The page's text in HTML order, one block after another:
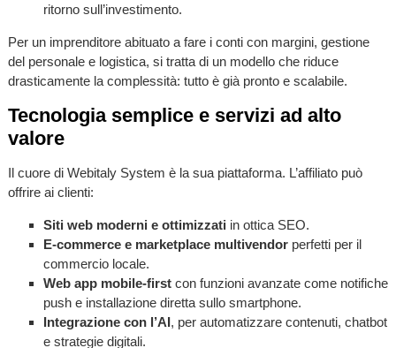
ritorno sull’investimento.
Per un imprenditore abituato a fare i conti con margini, gestione
del personale e logistica, si tratta di un modello che riduce
drasticamente la complessità: tutto è già pronto e scalabile.
Tecnologia semplice e servizi ad alto
valore
Il cuore di Webitaly System è la sua piattaforma. L’affiliato può
offrire ai clienti:
Siti web moderni e ottimizzati in ottica SEO.
E-commerce e marketplace multivendorperfetti per il
commercio locale.
Web app mobile-firstcon funzioni avanzate come notifiche
push e installazione diretta sullo smartphone.
Integrazione con l’AI, per automatizzare contenuti, chatbot
e strategie digitali.